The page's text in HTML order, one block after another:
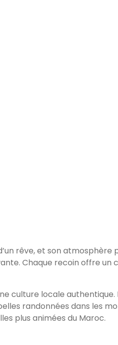
rêve, et son atmosphère
Chaque recoin offre un
culture locale
randonnées dans les
plus animées du Maroc.